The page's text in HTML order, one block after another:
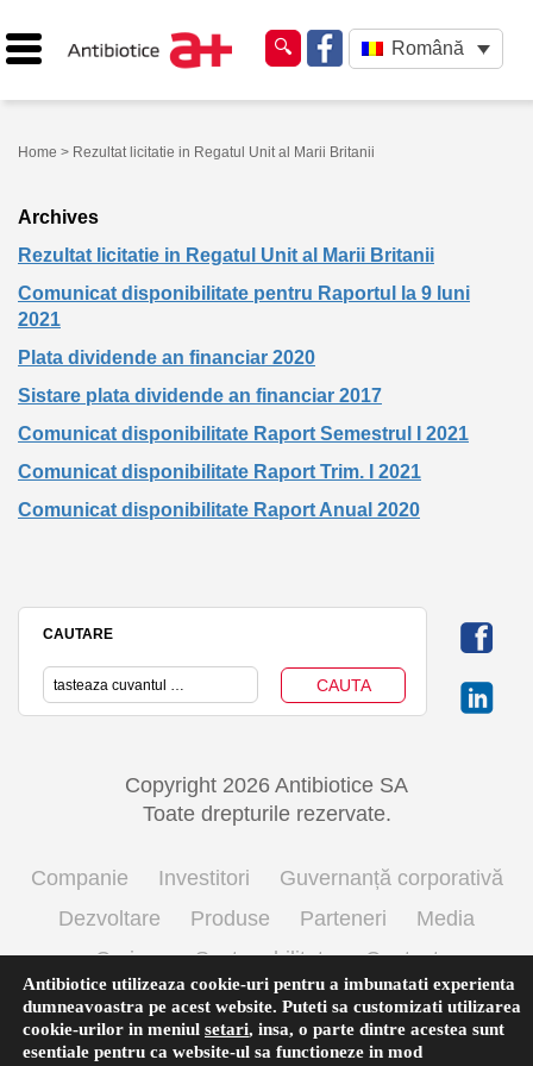
Română
Home > Rezultat licitatie in Regatul Unit al Marii Britanii
Archives
Rezultat licitatie in Regatul Unit al Marii Britanii
Comunicat disponibilitate pentru Raportul la 9 luni
2021
Plata dividende an financiar 2020
Sistare plata dividende an financiar 2017
Comunicat disponibilitate Raport Semestrul I 2021
Comunicat disponibilitate Raport Trim. I 2021
Comunicat disponibilitate Raport Anual 2020
CAUTARE
Copyright 2026 Antibiotice SA
Toate drepturile rezervate.
Companie Investitori
Guvernanță corporativă
Dezvoltare
Produse Parteneri
Media
Cariere
Sustenabilitate
Contact
Termeni si conditii de utilizare
Politica cookie
Prelucrarea datelor cu caracter personal
Antibiotice utilizeaza cookie-uri pentru a imbunatati experienta
dumneavoastra pe acest website. Puteti sa customizati utilizarea
cookie-urilor in meniul setari, insa, o parte dintre acestea sunt
esentiale pentru ca website-ul sa functioneze in mod